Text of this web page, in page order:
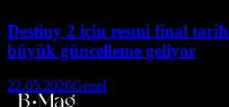
Destiny 2 için resmi final
büyük güncelleme geliyor
22.05.2026Genel